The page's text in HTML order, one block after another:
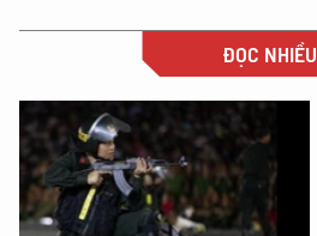
ĐỌC NHIỀU